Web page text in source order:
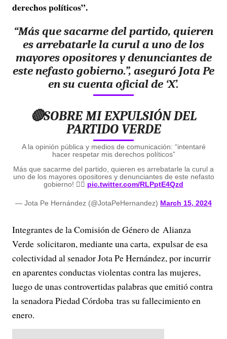
derechos políticos”.
“Más que sacarme del partido, quieren
esarrebatarle la curul a uno de los
mayores opositores y denunciantes de
este nefasto gobierno.”, aseguró Jota Pe
en su cuenta oficial de ‘X’.
🔴SOBRE MI EXPULSIÓN DEL
PARTIDO VERDE
A la opinión pública y medios de comunicación: “intentaré
hacer respetar mis derechos políticos”
Más que sacarme del partido, quieren es arrebatarle la curul a
uno de los mayores opositores y denunciantes de este nefasto
gobierno! 👇🏻 pic.twitter.com/RLPptE4Qzd
— Jota Pe Hernández (@JotaPeHernandez) March 15, 2024
Integrantes de la Comisión de Género de Alianza
Verde solicitaron, mediante una carta, expulsar de esa
colectividad al senador Jota Pe Hernández, por incurrir
en aparentes conductas violentas contra las mujeres,
luego de unas controvertidas palabras que emitió contra
la senadora Piedad Córdoba tras su fallecimiento en
enero.